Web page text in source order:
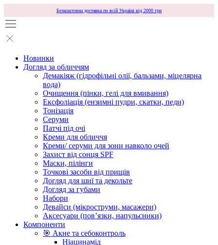
Безкоштовна доставка по всій Україні від 2000 грн
Новинки
Догляд за обличчям
Демакіяж (гідрофільні олії, бальзами, міцелярна
вода)
Очищення (пінки, гелі для вмивання)
Ексфоліація (ензимні пудри, скатки, педи)
Тонізація
Серуми
Патчі під очі
Креми для обличчя
Креми/ серуми для зони навколо очей
Захист від сонця SPF
Маски, пілінги
Точкові засоби від прищів
Догляд для шиї та декольте
Догляд за губами
Набори
Девайси (мікроструми, масажери)
Аксесуари (повʼязки, напульсники)
Компоненти
🎯 Акне та себоконтроль
Ніацинамід